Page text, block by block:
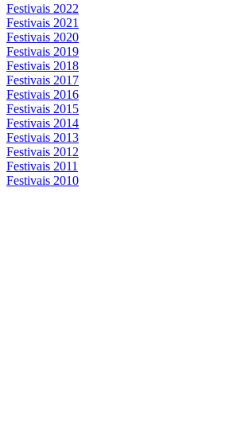
Festivais 2022
Festivais 2021
Festivais 2020
Festivais 2019
Festivais 2018
Festivais 2017
Festivais 2016
Festivais 2015
Festivais 2014
Festivais 2013
Festivais 2012
Festivais 2011
Festivais 2010